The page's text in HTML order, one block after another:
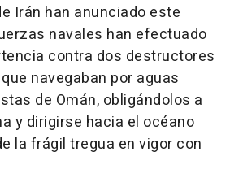
Irán han anunciado este
navales han efectuado
contra dos destructores
navegaban por aguas
de Omán, obligándolos a
y dirigirse hacia el océano
la frágil tregua en vigor con